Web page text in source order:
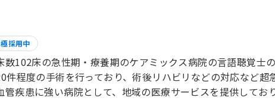
採用中
数102床の急性期・療養期のケアミックス病院の言語聴覚士
件程度の手術を行っており、術後リハビリなどの対応など超
管疾患に強い病院として、地域の医療サービスを提供してお